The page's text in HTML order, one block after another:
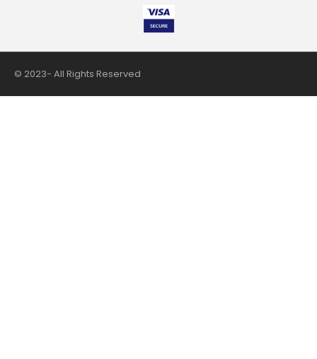
© 2023- All Rights Reserved